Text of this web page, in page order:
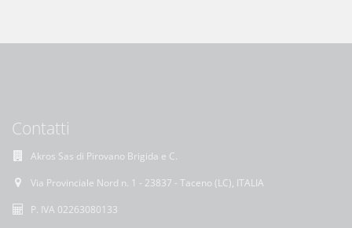
Contatti
Akros Sas di Pirovano Brigida e C.
Via Provinciale Nord n. 1 - 23837 - Taceno (LC), ITALIA
P. IVA 02263080133